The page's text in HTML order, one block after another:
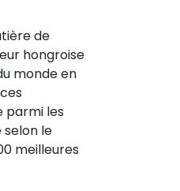
de
hongroise
monde en
parmi les
selon le
meilleures